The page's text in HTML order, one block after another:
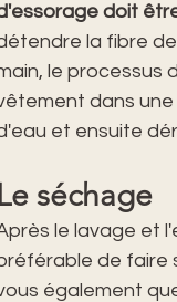
doit
la fibre
le processus
dans
et ensuite
séchage
le lavage et
de faire
également